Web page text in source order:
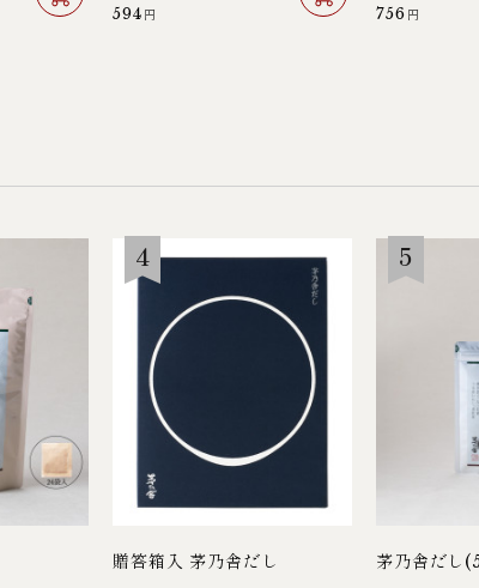
594 円 756 円
贈答箱入 茅乃舎だし 茅乃舎だし